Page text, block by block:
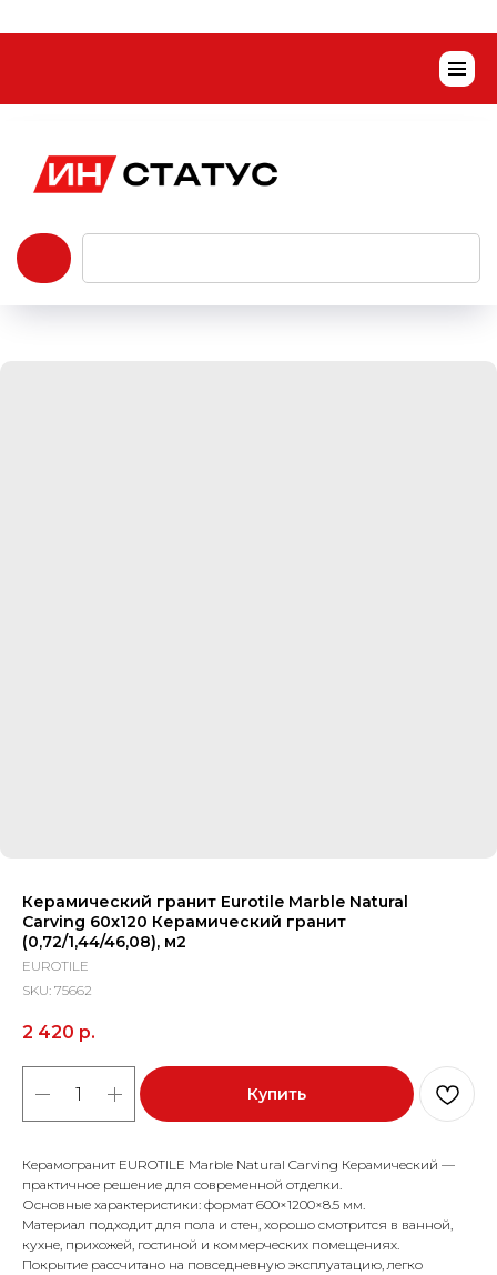
Керамический гранит Eurotile Marble Natural
Carving 60x120 Керамический гранит
(0,72/1,44/46,08), м2
EUROTILE
SKU: 75662
2 420 р.
Купить
Керамогранит EUROTILE Marble Natural Carving Керамический —
практичное решение для современной отделки.
Основные характеристики: формат 600×1200×8.5 мм.
Материал подходит для пола и стен, хорошо смотрится в ванной,
кухне, прихожей, гостиной и коммерческих помещениях.
Покрытие рассчитано на повседневную эксплуатацию, легко